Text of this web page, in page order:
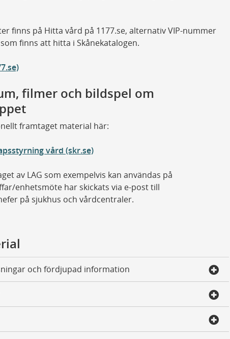
finns på Hitta vård på 1177.se, alternativ VIP-nummer
finns att hitta i Skånekatalogen.
filmer och bildspel om
framtaget material här:
vård (skr.se)
av LAG som exempelvis kan användas på
enhetsmöte har skickats via e-post till
på sjukhus och vårdcentraler.
och fördjupad information